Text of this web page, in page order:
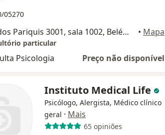
05270
Rua dos Pariquis 3001, sala 1002, Belém do Pará • Mapa
particular
Psicologia Preço não disponível
Instituto Medical Life
Psicólogo, Alergista, Médico clínico
geral · Mais
65 opiniões